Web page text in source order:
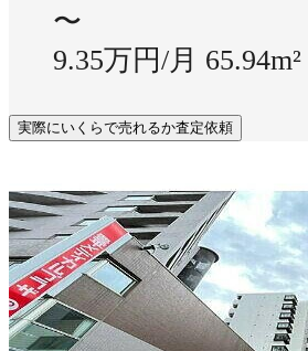
〜
9.35万円/月 65.94m²
実際にいくらで売れるか査定依頼